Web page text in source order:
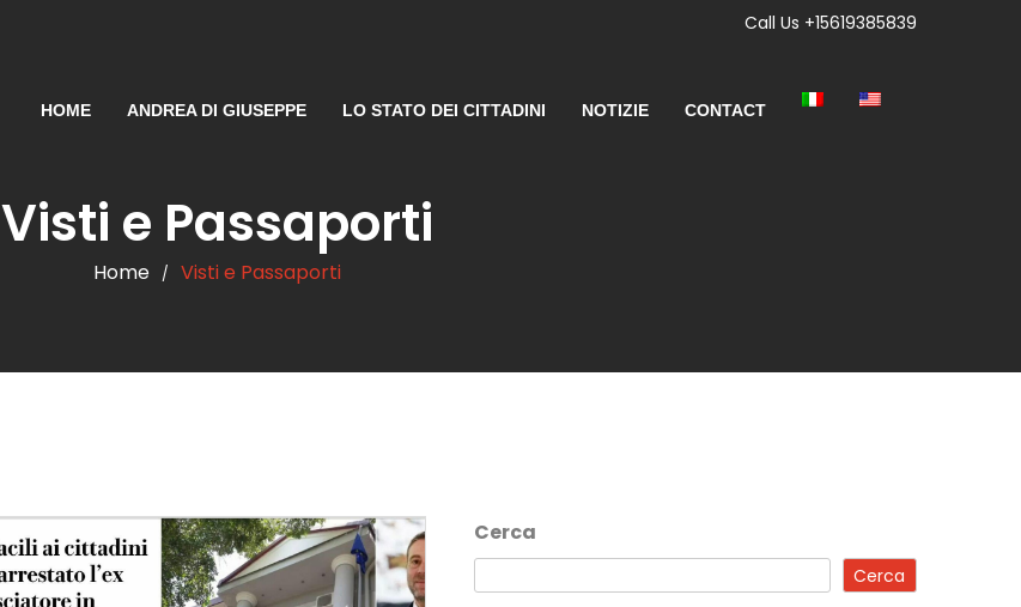
Call Us +15619385839
HOME ANDREA DI GIUSEPPE LO STATO DEI CITTADINI NOTIZIE CONTACT
Visti e Passaporti
Home / Visti e Passaporti
Cerca
Cerca